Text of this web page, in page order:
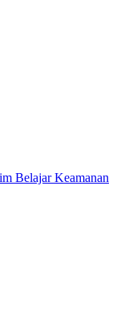
Belajar Keamanan